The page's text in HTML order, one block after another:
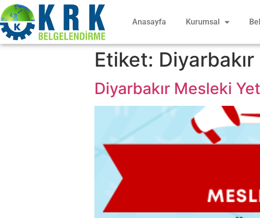
Anasayfa Kurumsal
Etiket:
Diyarbakır Mesleki